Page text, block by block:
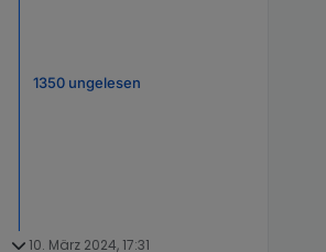
1350 ungelesen
10. März 2024, 17:31